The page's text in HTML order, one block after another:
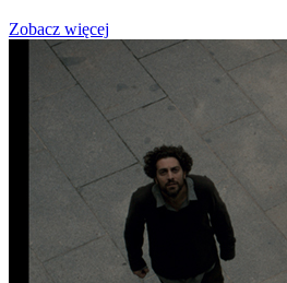
Zobacz więcej